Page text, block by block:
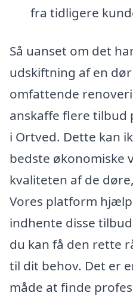
fra tidligere
Så uanset om det
udskiftning af en
omfattende
anskaffe flere tilbud
i Ortved. Dette kan
bedste økonomiske
kvaliteten af de
Vores platform
indhente disse
du kan få den rette
til dit behov. Det er
måde at finde